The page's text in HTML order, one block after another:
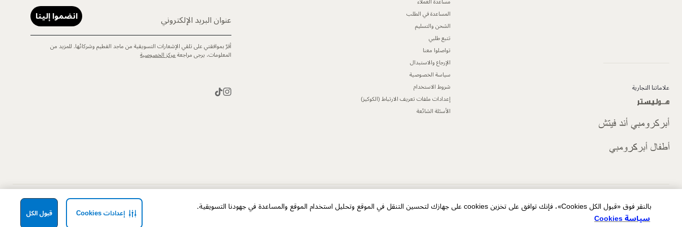
بالنقر فوق «قبول الكل Cookies»، فإنك توافق على تخزين cookies على جهازك لتحسين التنقل في الموقع وتحليل استخدام الموقع والمساعدة في جهودنا التسويقية.
سياسة Cookies
قبول الكل إعدادات Cookies
علاماتنا التجارية
المساعدة في الطلب
الشحن والتسليم
تتبع طلبي
تواصلوا معنا
الإرجاع والاستبدال
سياسة الخصوصية
شروط الاستخدام
إعدادات ملفات تعريف الارتباط (الكوكيز)
الأسئلة الشائعة
عنوان البريد الإلكتروني انضموا إلينا
أقرّ بموافقتي على تلقي الإشعارات التسويقية من ماجد الفطيم وشركائها. للمزيد من
المعلومات، يرجى مراجعةمركز الخصوصية
الخصوصية/ملفات تعريف الارتباط الخاصة بالإعلانات شروط الاستخدام خريطة الموقع